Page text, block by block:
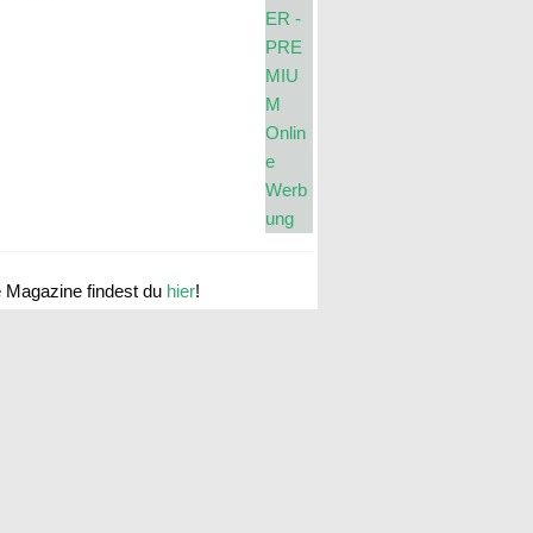
Magazine findest du hier!